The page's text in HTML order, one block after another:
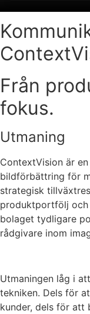
Från
fokus.
Utmaning
ContextVision är
bildförbättring för
strategisk
produktportfölj
bolaget tydligare
rådgivare inom
Utmaningen låg i
tekniken. Dels för
kunder, dels för att